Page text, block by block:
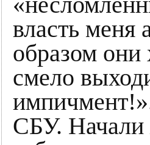
власть меня
образом они
смело
СБУ. Начали